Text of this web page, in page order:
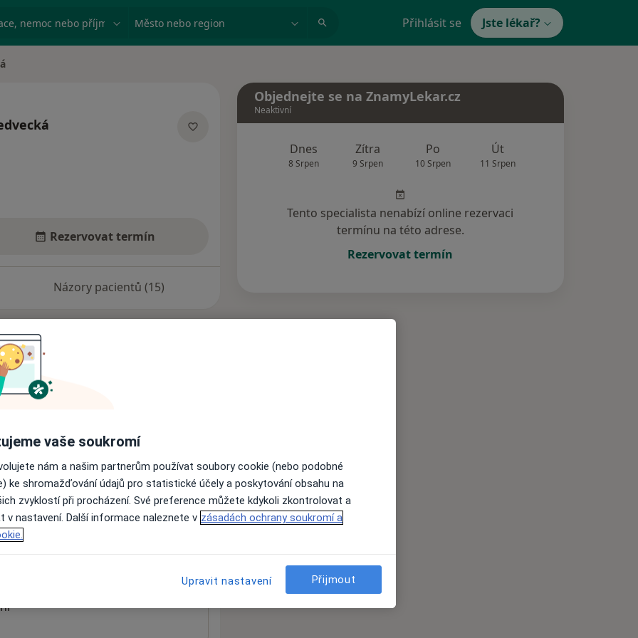
nemoc nebo příjmení Město nebo region Přihlásit se Jste lékař?
Rezervovat termín
Názory pacientů (15)
nejsou k dispozici
informace o svých službách.
Objednejte se na ZnamyLekar.cz
Neaktivní
Dnes
8 Srpen
Zítra
9 Srpen
Po
10 Srpen
Út
11 Srpen
Tento specialista nenabízí online rezervaci
termínu na této adrese.
Rezervovat termín
vaše soukromí
nám a našim partnerům používat soubory cookie (nebo podobné
ke shromažďování údajů pro statistické účely a poskytování obsahu na
zvyklostí při procházení. Své preference můžete kdykoli zkontrolovat a
v nastavení. Další informace naleznete v zásadách ochrany soukromí a
Upravit nastavení Přijmout